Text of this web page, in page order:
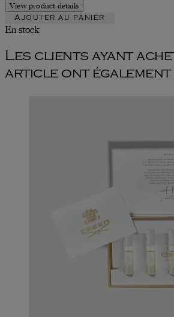
View product details
Ajouter au panier
En stock
Les clients ayant
article ont également